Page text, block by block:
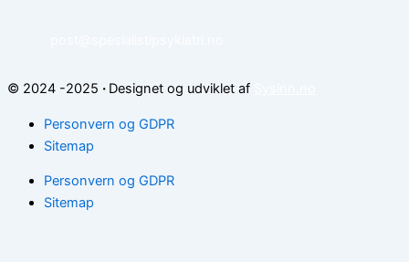
© 2024 -2025 · Designet og udviklet af
Personvern og GDPR
Sitemap
Personvern og GDPR
Sitemap